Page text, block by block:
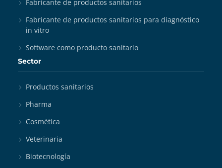
Fabricante de productos sanitarios
Fabricante de productos sanitarios para diagnóstico
in vitro
Software como producto sanitario
Sector
Productos sanitarios
Pharma
Cosmética
Veterinaria
Biotecnología